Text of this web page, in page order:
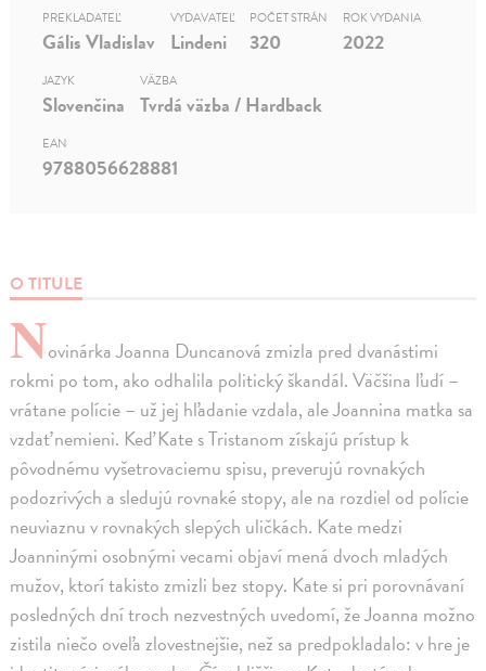
O TITULE
Novinárka Joanna Duncanová zmizla pred dvanástimi
rokmi po tom, ako odhalila politický škandál. Väčšina ľudí –
vrátane polície – už jej hľadanie vzdala, ale Joannina matka sa
vzdať nemieni. Keď Kate s Tristanom získajú prístup k
pôvodnému vyšetrovaciemu spisu, preverujú rovnakých
podozrivých a sledujú rovnaké stopy, ale na rozdiel od polície
neuviaznu v rovnakých slepých uličkách. Kate medzi
Joanninými osobnými vecami objaví mená dvoch mladých
mužov, ktorí takisto zmizli bez stopy. Kate si pri porovnávaní
posledných dní troch nezvestných uvedomí, že Joanna možno
zistila niečo oveľa zlovestnejšie, než sa predpokladalo: v hre je
PREKLADATEĽ
Gális Vladislav
VYDAVATEĽ
Lindeni
POČET STRÁN
320
ROK VYDANIA
2022
JAZYK
Slovenčina
VÄZBA
Tvrdá väzba / Hardback
EAN
9788056628881